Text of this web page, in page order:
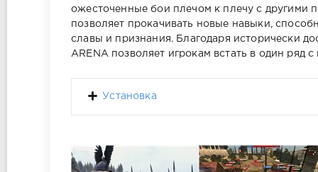
ожесточенные бои плечом к плечу с другими
позволяет прокачивать новые навыки,
славы и признания. Благодаря исторически
ARENA позволяет игрокам встать в один ряд
Установка